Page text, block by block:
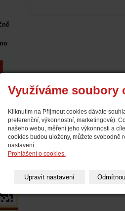
Využíváme soubory
Kliknutím na Přijmout cookies dáváte
preferenční, výkonnostní, marketingové).
našeho webu, měření jeho výkonnosti a
cookies budou uloženy, můžete svobodně
nastavení.
Prohlášení o cookies.
Upravit nastavení